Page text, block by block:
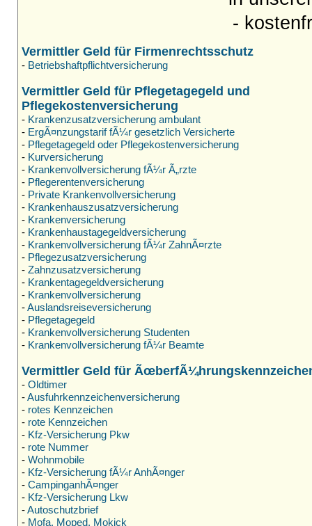
-
Vermittler Geld für Firmenrechtsschutz
- Betriebshaftpflichtversicherung
Vermittler Geld für Pflegetagegeld und
Pflegekostenversicherung
- Krankenzusatzversicherung ambulant
- ErgÃ¤nzungstarif fÃ¼r gesetzlich Versicherte
- Pflegetagegeld oder Pflegekostenversicherung
- Kurversicherung
- Krankenvollversicherung fÃ¼r Ã„rzte
- Pflegerentenversicherung
- Private Krankenvollversicherung
- Krankenhauszusatzversicherung
- Krankenversicherung
- Krankenhaustagegeldversicherung
- Krankenvollversicherung fÃ¼r ZahnÃ¤rzte
- Pflegezusatzversicherung
- Zahnzusatzversicherung
- Krankentagegeldversicherung
- Krankenvollversicherung
-Auslandsreiseversicherung
- Pflegetagegeld
- Krankenvollversicherung Studenten
- Krankenvollversicherung fÃ¼r Beamte
Vermittler Geld für
- Oldtimer
-Ausfuhrkennzeichenversicherung
- rotes Kennzeichen
- rote Kennzeichen
- Kfz-Versicherung Pkw
- rote Nummer
- Wohnmobile
- Kfz-Versicherung fÃ¼r AnhÃ¤nger
- CampinganhÃ¤nger
- Kfz-Versicherung Lkw
-Autoschutzbrief
- Mofa, Moped, Mokick